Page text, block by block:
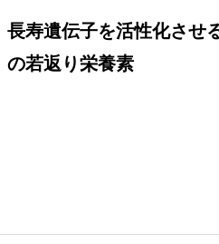
長寿遺伝子を活性化させ
の若返り栄養素